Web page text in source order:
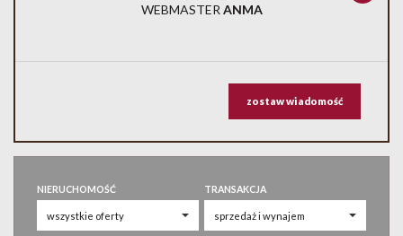
WEBMASTER ANMA
zostaw wiadomość
NIERUCHOMOŚĆ TRANSAKCJA